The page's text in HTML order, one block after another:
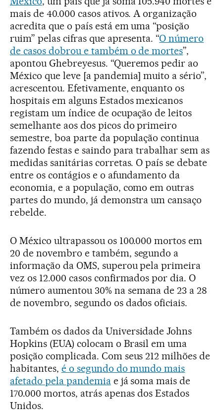
mais de 40.000 casos ativos. A organização
acredita que o país está em uma “posição
ruim” pelas cifras que apresenta. “O número
de casos dobrou e também o de mortes”,
apontou Ghebreyesus. “Queremos pedir ao
México que leve [a pandemia] muito a sério”,
acrescentou. Efetivamente, enquanto os
hospitais em alguns Estados mexicanos
registam um índice de ocupação de leitos
semelhante aos dos picos do primeiro
semestre, boa parte da população continua
fazendo festas e saindo para trabalhar sem as
medidas sanitárias corretas. O país se debate
entre os contágios e o afundamento da
economia, e a população, como em outras
partes do mundo, já demonstra um cansaço
rebelde.
O México ultrapassou os 100.000 mortos em
20 de novembro e também, segundo a
informação da OMS, superou pela primeira
vez os 12.000 casos confirmados por dia. O
número aumentou 30% na semana de 23 a 28
de novembro, segundo os dados oficiais.
Também os dados da Universidade Johns
Hopkins (EUA) colocam o Brasil em uma
posição complicada. Com seus 212 milhões de
habitantes, é o segundo do mundo mais
afetado pela pandemiae já soma mais de
170.000 mortos, atrás apenas dos Estados
Unidos.